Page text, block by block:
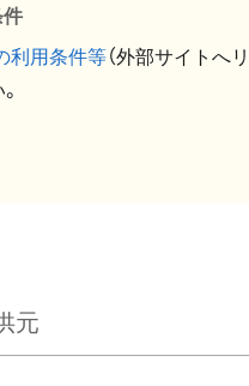
利用条件等（外部サイトへ
元